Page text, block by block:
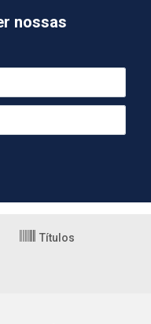
nossas
Títulos